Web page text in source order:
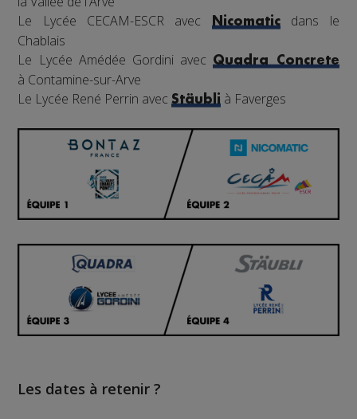
Le Lycée CECAM-ESCR avec
Nicomaticdans le
Chablais
Le Lycée Amédée Gordini avecQuadra Concrete
à Contamine-sur-Arve
Le Lycée René Perrin avecStäubli à Faverges
Les dates à retenir ?